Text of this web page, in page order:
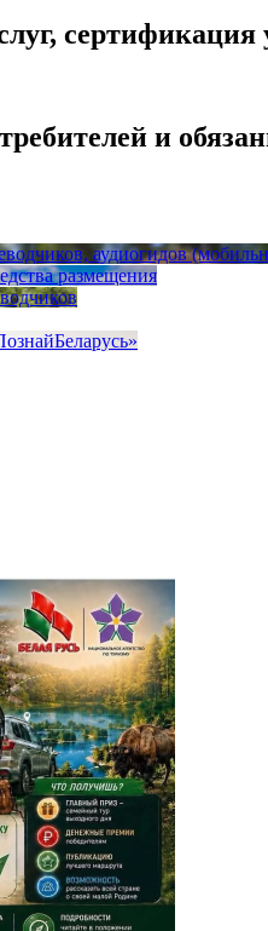
и
аудиогидов
размещения